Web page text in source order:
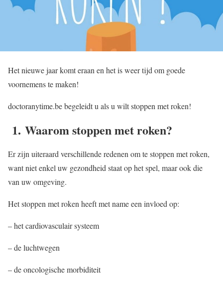
Het nieuwe jaar komt eraan en het is weer tijd om goede
voornemens te maken!
doctoranytime.be begeleidt u als u wilt stoppen met roken!
1. Waarom stoppen met roken?
Er zijn uiteraard verschillende redenen om te stoppen met roken,
want niet enkel uw gezondheid staat op het spel, maar ook die
van uw omgeving.
Het stoppen met roken heeft met name een invloed op:
– het cardiovasculair systeem
– de luchtwegen
– de oncologische morbiditeit